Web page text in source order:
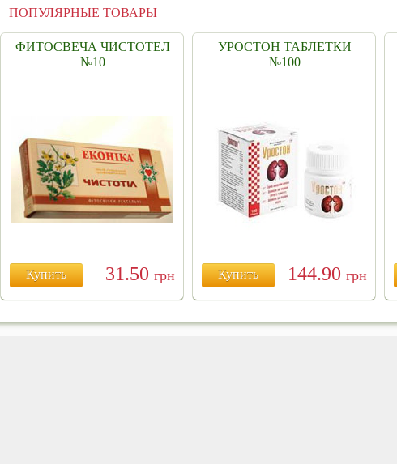
ПОПУЛЯРНЫЕ ТОВАРЫ
ФИТОСВЕЧА ЧИСТОТЕЛ
№10
Купить 31.50 грн
УРОСТОН ТАБЛЕТКИ
№100
Купить 144.90 грн